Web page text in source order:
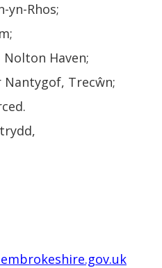
yn-Rhos;
Haven;
Trecŵn;